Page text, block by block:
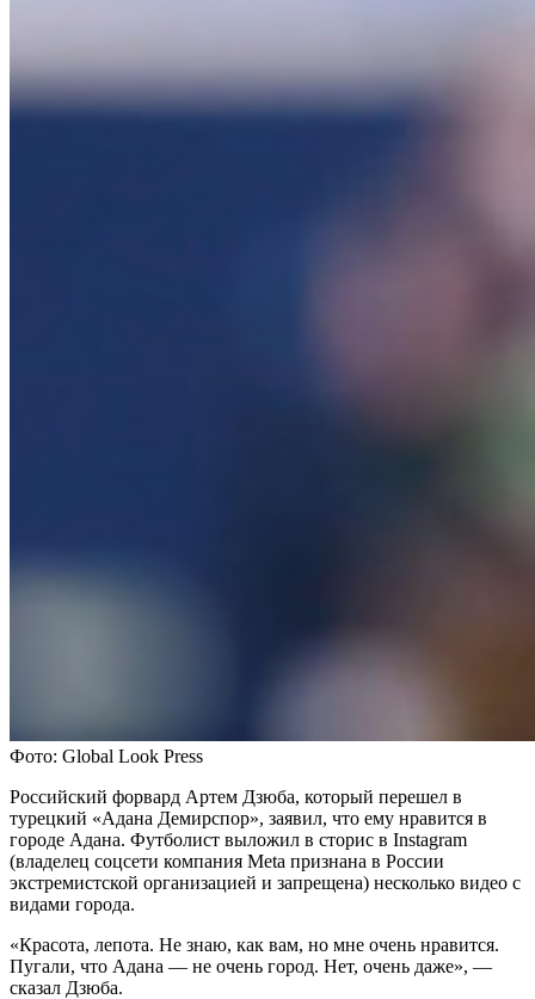
Фото: Global Look Press
Российский форвард Артем Дзюба, который перешел в
турецкий «Адана Демирспор», заявил, что ему нравится в
городе Адана. Футболист выложил в сторис в Instagram
(владелец соцсети компания Metа признана в России
экстремистской организацией и запрещена) несколько видео с
видами города.
«Красота, лепота. Не знаю, как вам, но мне очень нравится.
Пугали, что Адана — не очень город. Нет, очень даже», —
сказал Дзюба.